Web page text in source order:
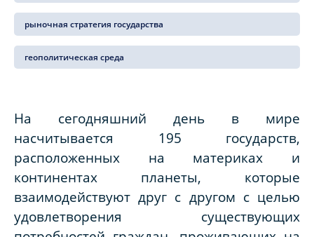
рыночная стратегия государства
геополитическая среда
На сегодняшний день в мире
насчитывается 195 государств,
расположенных на материках и
континентах планеты, которые
взаимодействуют друг с другом с целью
удовлетворения существующих